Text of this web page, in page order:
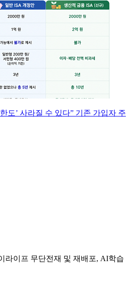
도’ 사라질 수 있다” 기존 가입자 주
라이프 무단전재 및 재배포, AI학습